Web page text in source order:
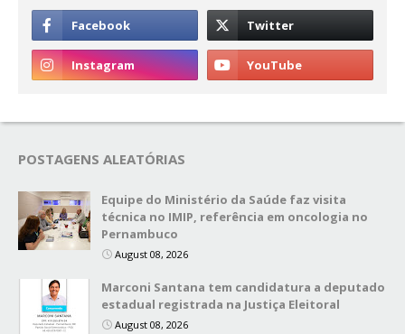
POSTAGENS ALEATÓRIAS
Equipe do Ministério da Saúde faz visita
técnica no IMIP, referência em oncologia no
Pernambuco
August 08, 2026
Marconi Santana tem candidatura a deputado
estadual registrada na Justiça Eleitoral
August 08, 2026